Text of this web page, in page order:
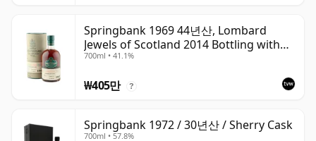
Springbank 1969 44년산, Lombard
Jewels of Scotland 2014 Bottling with
Tube
700ml • 41.1%
₩405만 ?
Springbank 1972 / 30년산 / Sherry Cask
700ml • 57.8%